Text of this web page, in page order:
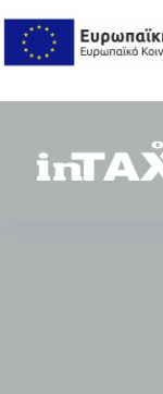
content